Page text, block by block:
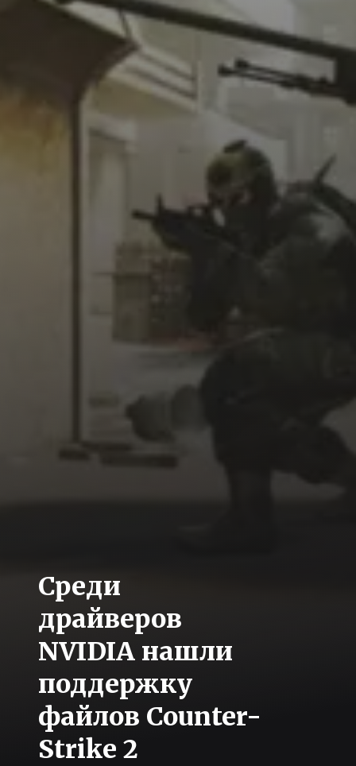
Среди
драйверов
NVIDIA нашли
поддержку
файлов Counter-
Strike 2